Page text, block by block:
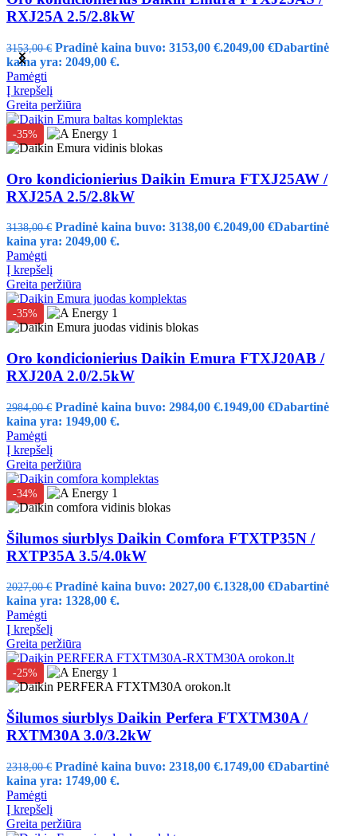
RXJ25A 2.5/2.8kW
3153,00€ Pradinė kaina buvo: 3153,00 €.2049,00 €Dabartinė
kaina yra: 2049,00 €.
Pamėgti
Į krepšelį
Greita peržiūra
-35%
Oro kondicionierius Daikin Emura FTXJ25AW /
RXJ25A 2.5/2.8kW
3138,00€ Pradinė kaina buvo: 3138,00 €.2049,00 €Dabartinė
kaina yra: 2049,00 €.
Pamėgti
Į krepšelį
Greita peržiūra
-35%
Oro kondicionierius Daikin Emura FTXJ20AB /
RXJ20A 2.0/2.5kW
2984,00€ Pradinė kaina buvo: 2984,00 €.1949,00 €Dabartinė
kaina yra: 1949,00 €.
Pamėgti
Į krepšelį
Greita peržiūra
-34%
Šilumos siurblys Daikin Comfora FTXTP35N /
RXTP35A 3.5/4.0kW
2027,00€ Pradinė kaina buvo: 2027,00 €.1328,00 €Dabartinė
kaina yra: 1328,00 €.
Pamėgti
Į krepšelį
Greita peržiūra
-25%
Šilumos siurblys Daikin Perfera FTXTM30A /
RXTM30A 3.0/3.2kW
2318,00€ Pradinė kaina buvo: 2318,00 €.1749,00 €Dabartinė
kaina yra: 1749,00 €.
Pamėgti
Į krepšelį
Greita peržiūra